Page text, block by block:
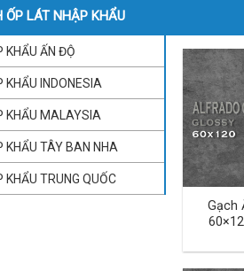
ỐP LÁT NHẬP KHẨU
KHẨU ẤN ĐỘ
KHẨU INDONESIA
KHẨU MALAYSIA
KHẨU TÂY BAN NHA
KHẨU TRUNG QUỐC
Gạch